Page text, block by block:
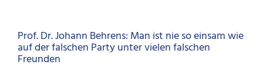
Prof. Dr. Johann Behrens: Man ist nie so einsam wie
auf der falschen Party unter vielen falschen
Freunden